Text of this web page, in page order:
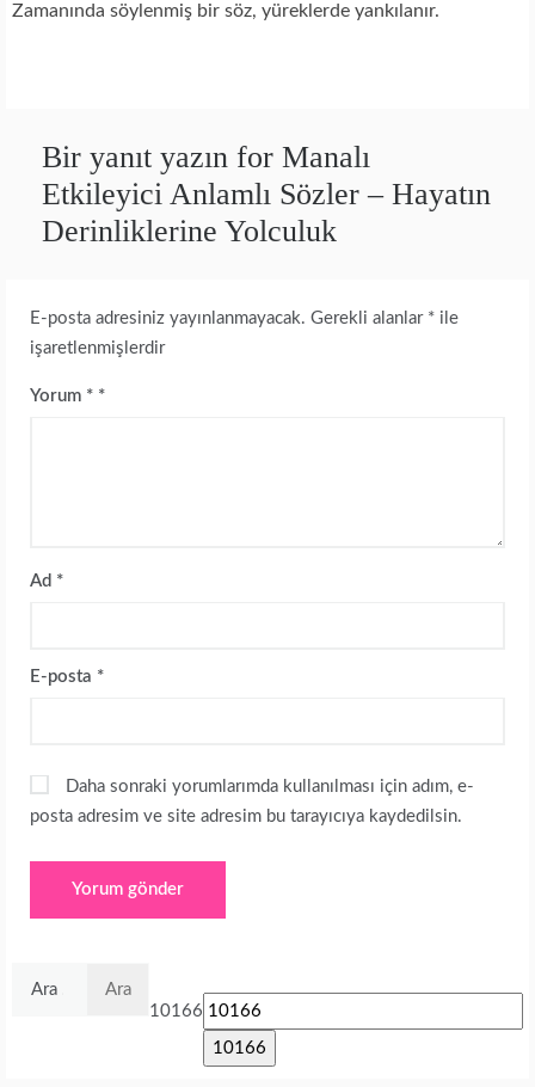
Zamanında söylenmiş bir söz, yüreklerde yankılanır.
Bir yanıt yazın for Manalı
Etkileyici Anlamlı Sözler – Hayatın
Derinliklerine Yolculuk
E-posta adresiniz yayınlanmayacak. Gerekli alanlar * ile
işaretlenmişlerdir
Yorum *
Ad *
E-posta *
Daha sonraki yorumlarımda kullanılması için adım, e-
posta adresim ve site adresim bu tarayıcıya kaydedilsin.
10166